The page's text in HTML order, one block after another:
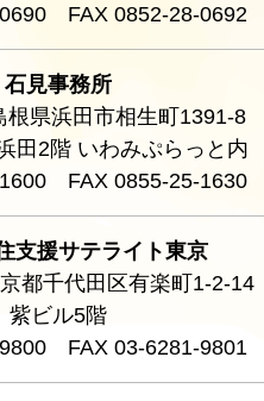
FAX 0852-28-0692
石見事務所
根県浜田市相生町1391-8
田2階 いわみぷらっと内
FAX 0855-25-1630
支援サテライト東京
都千代田区有楽町1-2-14
紫ビル5階
FAX 03-6281-9801